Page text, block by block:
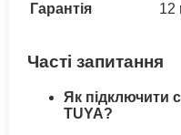
Гарантія 12
Часті запитання
Як підключити
TUYA?